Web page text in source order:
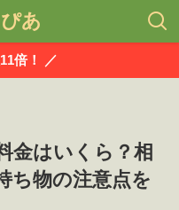
あ
倍！ ／
金はいくら？相
ち物の注意点を